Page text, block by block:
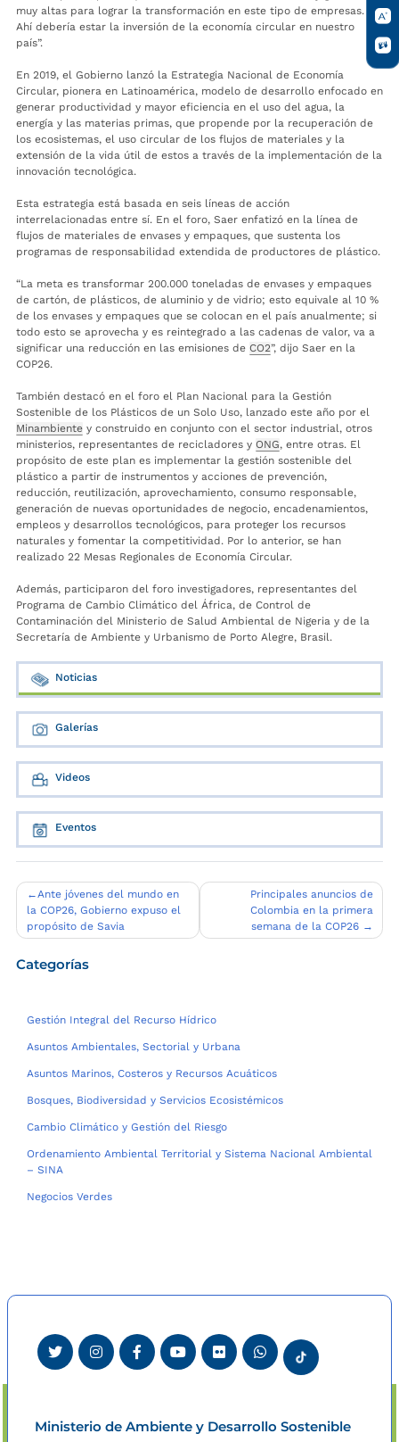
muy altas para lograr la transformación en este tipo de empresas.
Ahí debería estar la inversión de la economía circular en nuestro
país”.
En 2019, el Gobierno lanzó la Estrategia Nacional de Economía
Circular, pionera en Latinoamérica, modelo de desarrollo enfocado en
generar productividad y mayor eficiencia en el uso del agua, la
energía y las materias primas, que propende por la recuperación de
los ecosistemas, el uso circular de los flujos de materiales y la
extensión de la vida útil de estos a través de la implementación de la
innovación tecnológica.
Esta estrategia está basada en seis líneas de acción
interrelacionadas entre sí. En el foro, Saer enfatizó en la línea de
flujos de materiales de envases y empaques, que sustenta los
programas de responsabilidad extendida de productores de plástico.
“La meta es transformar 200.000 toneladas de envases y empaques
de cartón, de plásticos, de aluminio y de vidrio; esto equivale al 10 %
de los envases y empaques que se colocan en el país anualmente; si
todo esto se aprovecha y es reintegrado a las cadenas de valor, va a
significar una reducción en las emisiones de CO2”, dijo Saer en la
COP26.
También destacó en el foro el Plan Nacional para la Gestión
Sostenible de los Plásticos de un Solo Uso, lanzado este año por el
Minambiente y construido en conjunto con el sector industrial, otros
ministerios, representantes de recicladores y ONG, entre otras. El
propósito de este plan es implementar la gestión sostenible del
plástico a partir de instrumentos y acciones de prevención,
reducción, reutilización, aprovechamiento, consumo responsable,
generación de nuevas oportunidades de negocio, encadenamientos,
empleos y desarrollos tecnológicos, para proteger los recursos
naturales y fomentar la competitividad. Por lo anterior, se han
realizado 22 Mesas Regionales de Economía Circular.
Además, participaron del foro investigadores, representantes del
Programa de Cambio Climático del África, de Control de
Contaminación del Ministerio de Salud Ambiental de Nigeria y de la
Secretaría de Ambiente y Urbanismo de Porto Alegre, Brasil.
Noticias
Galerías
Videos
Eventos
Navegación
de
entradas
Ante jóvenes del mundo en
la COP26, Gobierno expuso el
propósito de Savia
Principales anuncios de
Colombia en la primera
semana de la COP26
Categorías
Gestión Integral del Recurso Hídrico
Asuntos Ambientales, Sectorial y Urbana
Asuntos Marinos, Costeros y Recursos Acuáticos
Bosques, Biodiversidad y Servicios Ecosistémicos
Cambio Climático y Gestión del Riesgo
Ordenamiento Ambiental Territorial y Sistema Nacional Ambiental
– SINA
Negocios Verdes
Ministerio de Ambiente y Desarrollo Sostenible